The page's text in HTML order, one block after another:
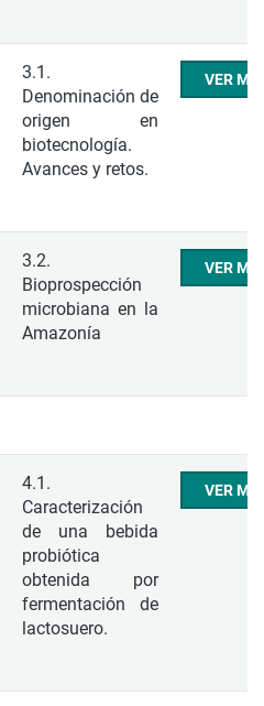
3.1.
Denominación de
origen en
biotecnología.
Avances y retos.
VER
3.2.
Bioprospección
microbiana en la
Amazonía
VER
4.1.
Caracterización
de una bebida
probiótica
obtenida por
fermentación de
lactosuero.
VER